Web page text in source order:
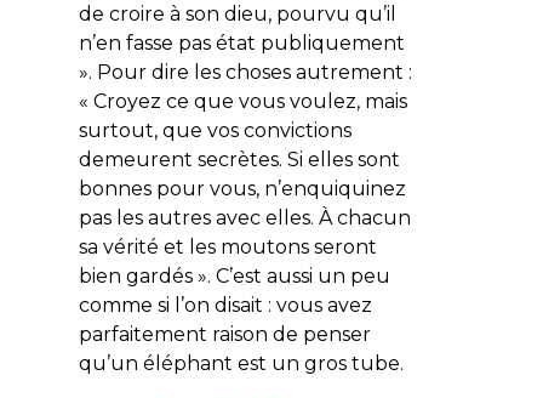
de croire à son dieu, pourvu qu’il
n’en fasse pas état publiquement
». Pour dire les choses autrement :
« Croyez ce que vous voulez, mais
surtout, que vos convictions
demeurent secrètes. Si elles sont
bonnes pour vous, n’enquiquinez
pas les autres avec elles. À chacun
sa vérité et les moutons seront
bien gardés ». C’est aussi un peu
comme si l’on disait : vous avez
parfaitement raison de penser
qu’un éléphant est un gros tube.